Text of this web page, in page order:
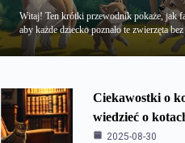
Witaj! Ten krótki przewodnik pokaże, jak
aby każde dziecko poznało te zwierzęta
Ciekawostki o
wiedzieć o
2025-08-30